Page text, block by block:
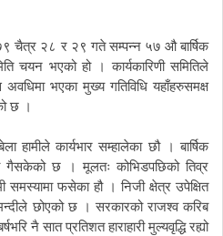
चैत्र २८ र २९ गते सम्पन्न ५७ औ बार्षिक
चयन भएको हो । कार्यकारिणी समितिले
अवधिमा भएका मुख्य गतिविधि यहाँहरुसमक्ष
छ ।
हामीले कार्यभार सम्हालेका छौ । बार्षिक
गैसकेको छ । मूलतः कोभिडपछिको तिव्र
समस्यामा फसेका हौ । निजी क्षेत्र उपेक्षित
छोएको छ । सरकारको राजश्व करिब
नै सात प्रतिशत हाराहारी मुल्यवृद्धि रह्यो